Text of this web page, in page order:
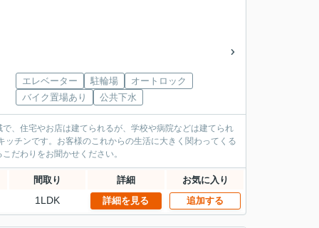
エレベーター 駐輪場
オートロック
バイク置場あり
公共下水
、住宅やお店は建てられるが、学校や病院などは建てられ
チンです。お客様のこれからの生活に大きく関わってくる
だわりをお聞かせください。
間取り 詳細 お気に入り
1LDK 詳細を見る 追加する